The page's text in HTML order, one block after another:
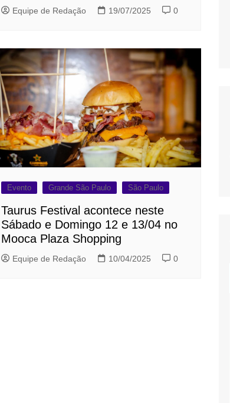
Equipe de Redação 19/07/2025 0
Evento Grande São Paulo São Paulo
Taurus Festival acontece neste
Sábado e Domingo 12 e 13/04 no
Mooca Plaza Shopping
Equipe de Redação 10/04/2025 0